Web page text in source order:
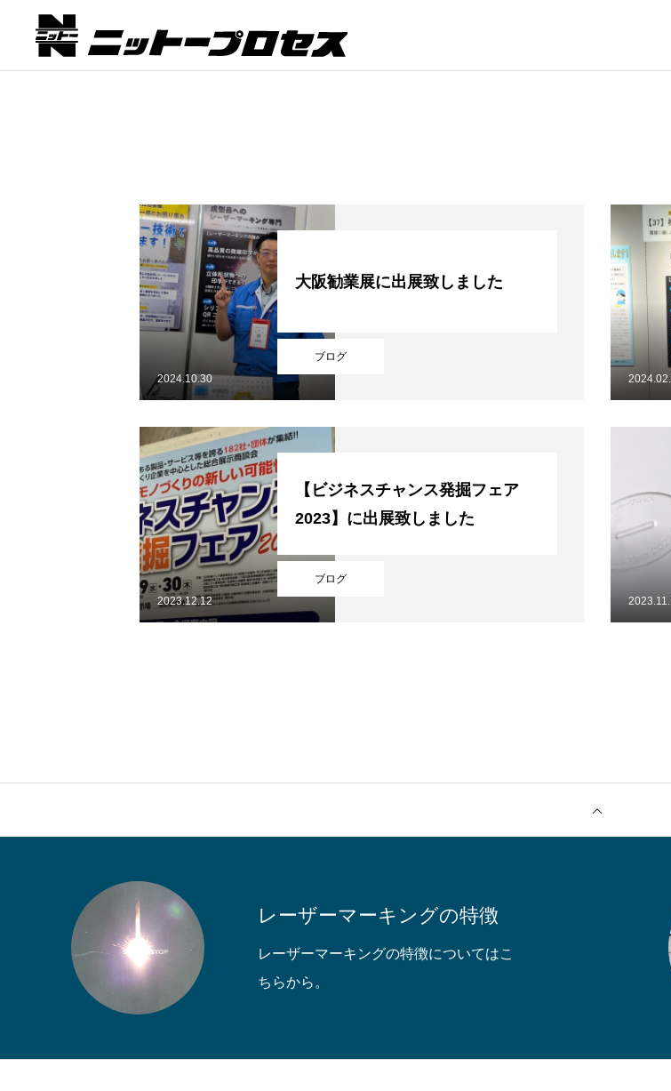
HOME
ご依頼の流れ
会社案内
お問い合わせ
ブログ
大阪勧業展に出展致しました
2024.10.30
ブログ
【ビジネスチャンス発掘フェア
2023】に出展致しました
2023.12.12
レーザーマーキングの特徴
レーザーマーキングの特徴についてはこ
ちらから。